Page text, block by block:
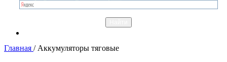
Главная / Аккумуляторы тяговые